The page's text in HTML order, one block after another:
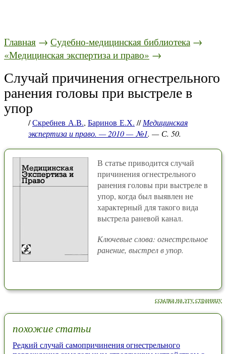
Главная → Судебно-медицинская библиотека →
«Медицинская экспертиза и право» →
Случай причинения огнестрельного
ранения головы при выстреле в
упор
/Скребнев А.В., Баринов Е.Х. //Медицинская
экспертиза и право. — 2010 — №1. — С. 50.
В статье приводится случай
причинения огнестрельного
ранения головы при выстреле в
упор, когда был выявлен не
характерный для такого вида
выстрела раневой канал.
Ключевые слова: огнестрельное
ранение, выстрел в упор.
ссылка на эту страницу
похожие статьи
Редкий случай самопричинения огнестрельного